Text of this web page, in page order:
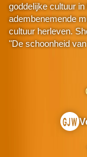
goddelijke cultuur
adembenemende
cultuur herleven.
"De schoonheid